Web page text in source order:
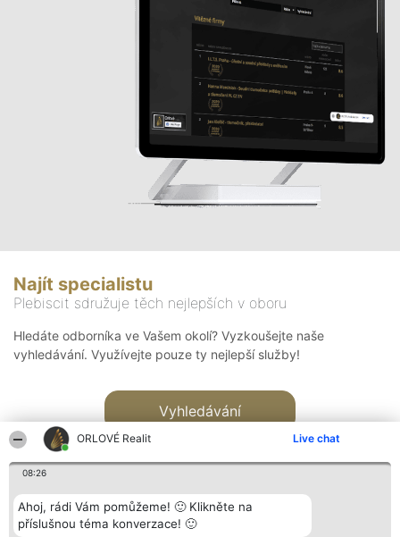
ORLOVÉ Realit Live chat
08:26
Ahoj, rádi Vám pomůžeme! 🙂 Klikněte na
příslušnou téma konverzace! 🙂
Najít specialistu
Plebiscit sdružuje těch nejlepších v oboru
Hledáte odborníka ve Vašem okolí? Vyzkoušejte naše
vyhledávání. Využívejte pouze ty nejlepší služby!
Vyhledávání